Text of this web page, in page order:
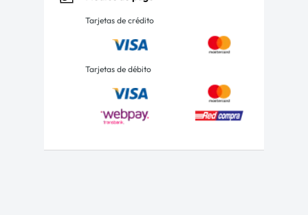
Tarjetas de crédito
Tarjetas de débito